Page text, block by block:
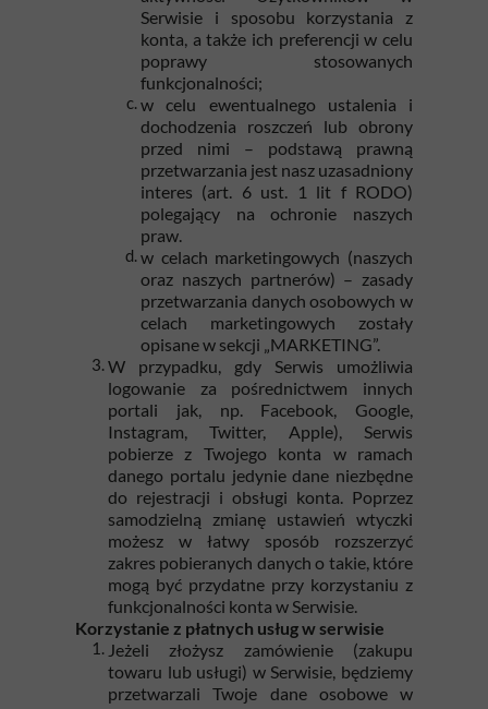
Serwisie i sposobu korzystania z
konta, a także ich preferencji w celu
poprawy stosowanych
funkcjonalności;
w celu ewentualnego ustalenia i
dochodzenia roszczeń lub obrony
przed nimi – podstawą prawną
przetwarzania jest nasz uzasadniony
interes (art. 6 ust. 1 lit f RODO)
polegający na ochronie naszych
praw.
w celach marketingowych (naszych
oraz naszych partnerów) – zasady
przetwarzania danych osobowych w
celach marketingowych zostały
opisane w sekcji „MARKETING”.
W przypadku, gdy Serwis umożliwia
logowanie za pośrednictwem innych
portali jak, np. Facebook, Google,
Instagram, Twitter, Apple), Serwis
pobierze z Twojego konta w ramach
danego portalu jedynie dane niezbędne
do rejestracji i obsługi konta. Poprzez
samodzielną zmianę ustawień wtyczki
możesz w łatwy sposób rozszerzyć
zakres pobieranych danych o takie, które
mogą być przydatne przy korzystaniu z
funkcjonalności konta w Serwisie.
Korzystanie z płatnych usług w serwisie
Jeżeli złożysz zamówienie (zakupu
towaru lub usługi) w Serwisie, będziemy
przetwarzali Twoje dane osobowe w